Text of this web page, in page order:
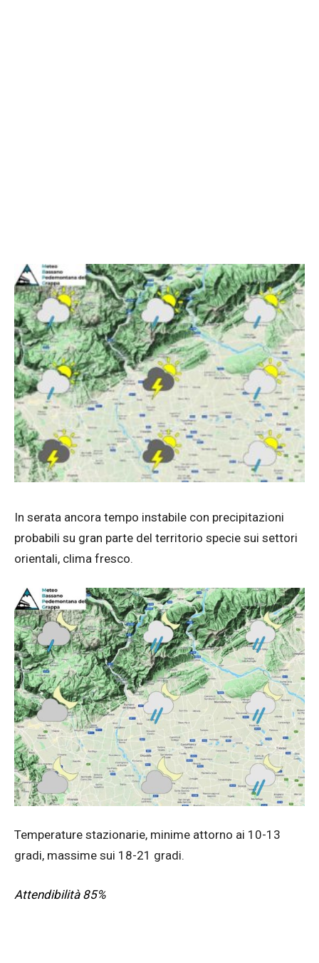
In serata ancora tempo instabile con precipitazioni
probabili su gran parte del territorio specie sui settori
orientali, clima fresco.
Temperature stazionarie, minime attorno ai 10-13
gradi, massime sui 18-21 gradi.
Attendibilità 85%